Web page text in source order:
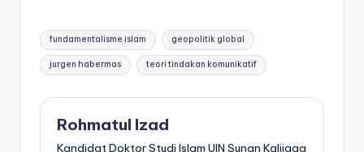
Tags:
fundamentalisme islam geopolitik global
jurgen habermas teori tindakan komunikatif
Rohmatul Izad
Kandidat Doktor Studi Islam UIN Sunan Kalijaga